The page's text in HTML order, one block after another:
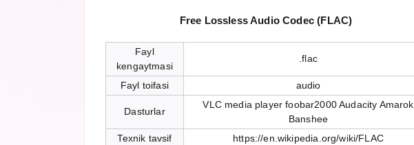
Free Lossless Audio Codec (FLAC)
Fayl
kengaytmasi
.flac
Fayl toifasi audio
Dasturlar
VLC media player foobar2000 Audacity Amarok
Banshee
Texnik tavsif
https://en.wikipedia.org/wiki/FLAC